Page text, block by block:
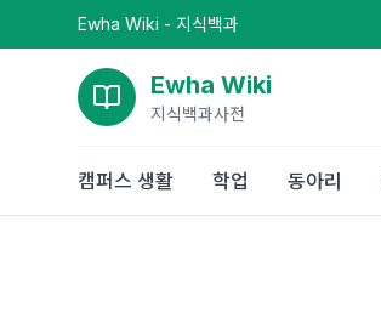
Ewha Wiki - 지식백과
Ewha Wiki
지식백과사전
캠퍼스 생활 학업 동아리